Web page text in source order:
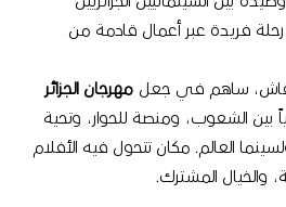
رحلة فريدة عبر أعمال قادمة من
ساهم في جعلمهرجان الجزائر
بين الشعوب، ومنصة للحوار، وتحية
العالم. مكان تتحول فيه الأفلام
والخيال المشترك.